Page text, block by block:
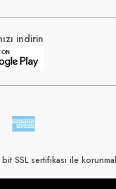
indirin
SSL sertifikası ile